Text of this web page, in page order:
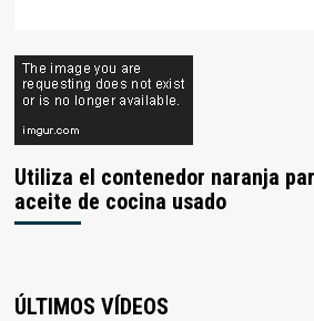
Utiliza el contenedor naranja
aceite de cocina usado
ÚLTIMOS VÍDEOS